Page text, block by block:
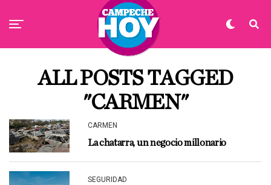
ALL POSTS TAGGED
"CARMEN"
CARMEN
La chatarra, un negocio millonario
SEGURIDAD